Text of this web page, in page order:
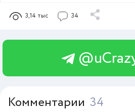
3,14 тыс 34
Комментарии 34